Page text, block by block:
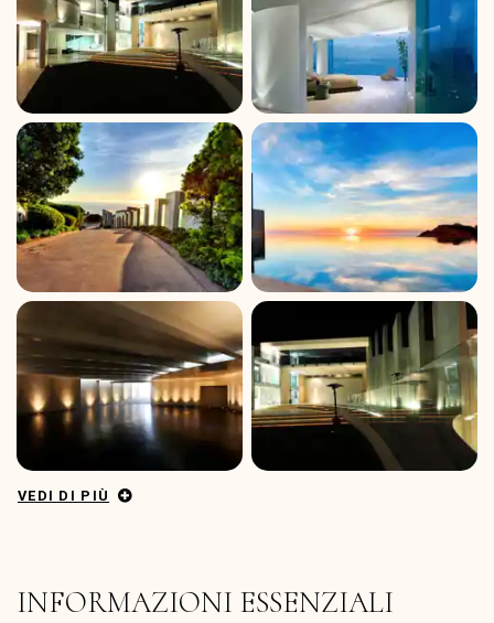
VEDI DI PIÙ
INFORMAZIONI ESSENZIALI